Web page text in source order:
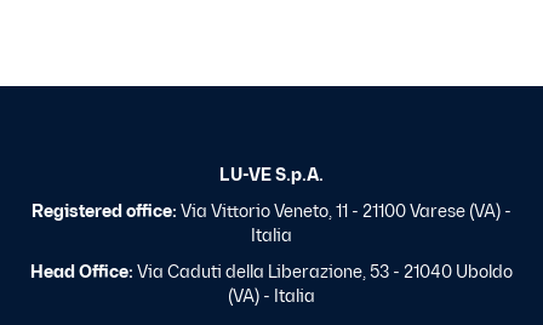
LU-VE S.p.A.
Registered office: Via Vittorio Veneto, 11 - 21100 Varese (VA) -
Italia
Head Office: Via Caduti della Liberazione, 53 - 21040 Uboldo
(VA) - Italia